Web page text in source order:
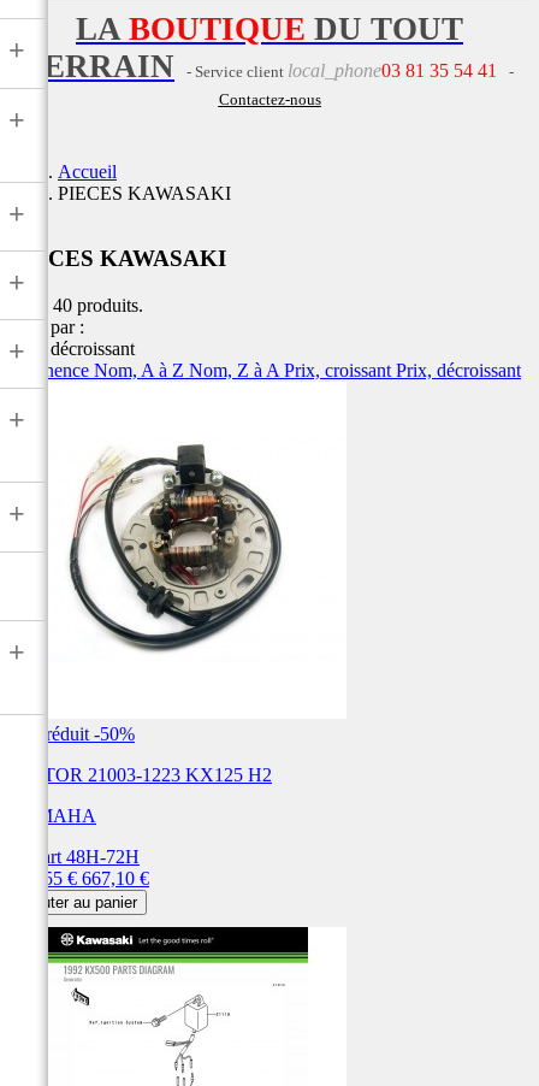
+
+
+
+
+
+
+
+
LA BOUTIQUE DU TOUT
TERRAIN
- Service client local_phone03 81 35 54 41
-
Contactez-nous
Accueil
PIECES KAWASAKI
PIECES KAWASAKI
Il y a 40 produits.
Trier par :
Prix, décroissant
Pertinence Nom, A à Z Nom, Z à A Prix, croissant Prix, décroissant
Prix réduit -50%
STATOR 21003-1223 KX125 H2
YAMAHA
Départ 48H-72H
333,55 € Prix
de
base
667,10 €
Ajouter au panier